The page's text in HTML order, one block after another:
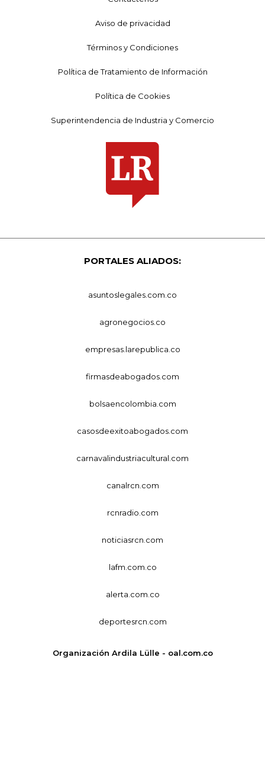
Aviso de privacidad
Términos y Condiciones
Política de Tratamiento de Información
Política de Cookies
Superintendencia de Industria y Comercio
PORTALES ALIADOS:
asuntoslegales.com.co
agronegocios.co
empresas.larepublica.co
firmasdeabogados.com
bolsaencolombia.com
casosdeexitoabogados.com
carnavalindustriacultural.com
canalrcn.com
rcnradio.com
noticiasrcn.com
lafm.com.co
alerta.com.co
deportesrcn.com
Organización Ardila Lülle - oal.com.co